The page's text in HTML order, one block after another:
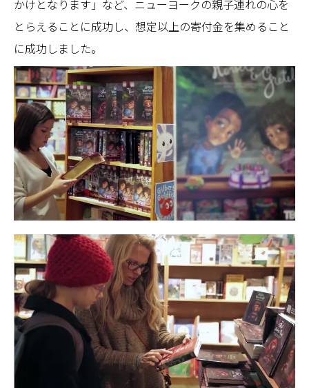
かけとなります」など、ニューヨークの親子連れの心を
とらえることに成功し、想定以上の寄付金を集めること
に成功しました。